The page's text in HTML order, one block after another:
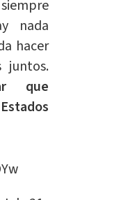
nada
hacer
juntos.
que